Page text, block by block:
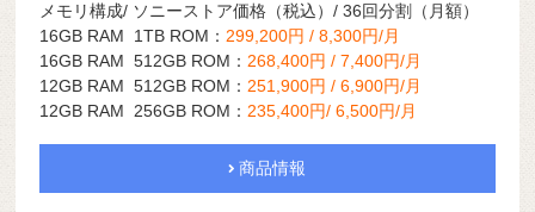
メモリ構成/ ソニーストア価格（税込）/ 36回分割（月額）
16GB RAM 1TB ROM：299,200円 / 8,300円/月
16GB RAM 512GB ROM：268,400円 / 7,400円/月
12GB RAM 512GB ROM：251,900円 / 6,900円/月
12GB RAM 256GB ROM：235,400円/ 6,500円/月
商品情報